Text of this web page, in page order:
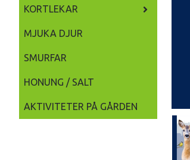
KORTLEKAR
MJUKA DJUR
SMURFAR
HONUNG / SALT
AKTIVITETER PÅ GÅRDEN